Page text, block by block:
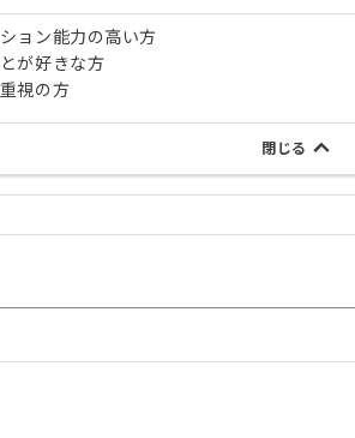
ョン能力の高い方
が好きな方
視の方
閉じる